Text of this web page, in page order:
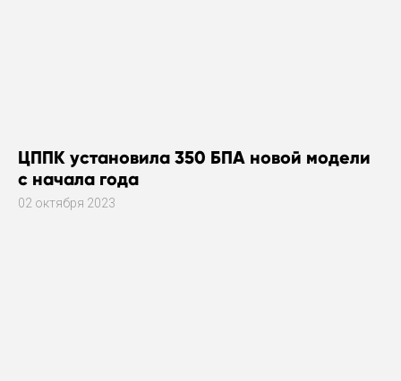
ЦППК установила 350 БПА новой модели
с начала года
02 октября 2023